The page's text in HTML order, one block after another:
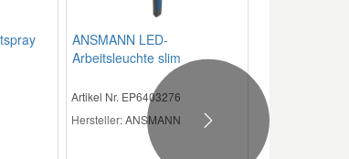
ANSMANN LED-
Arbeitsleuchte slim
Artikel Nr. EP6403276
Hersteller: ANSMANN Next